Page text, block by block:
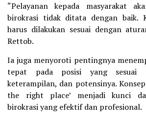
“Pelayanan kepada masyarakat
birokrasi tidak ditata dengan baik.
harus dilakukan sesuai dengan
Rettob.
Ia juga menyoroti pentingnya
tepat pada posisi yang sesuai
keterampilan, dan potensinya.
the right place’ menjadi kunci
birokrasi yang efektif dan profesional.